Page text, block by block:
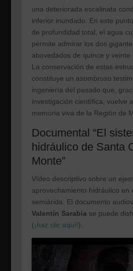
una deteriorada escalinata
inferior inundado. En este
de profundidad total, el agua
permite admirar los dos
abovedados de quince y veinte
La conservación de estas
constituye un asombroso
ingeniería del pasado que,
investigación científica, vuelve
memoria viva de la Región de
Documental “El
hidráulico de Santa
Monte”
Vídeo descriptivo sobre un
aprovechamiento hidráulico en
semiárida. El documento
Valentín Sarabia se puede
(¡haz clic aquí!).